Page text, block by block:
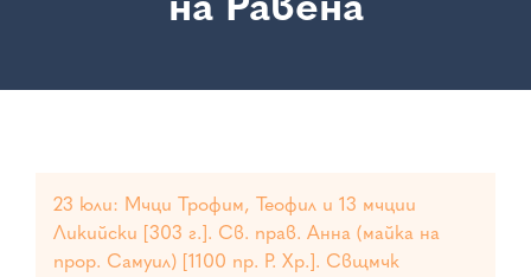
23 юли: Мчци Трофим, Теофил и 13 мчции
Ликийски [303 г.]. Св. прав. Анна (майка на
прор. Самуил) [1100 пр. Р. Хр.]. Свщмчк